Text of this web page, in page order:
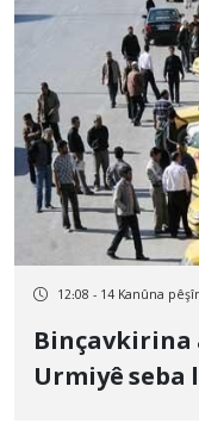
12:08 - 14 Kanûna
Binçavkirina
Urmiyê